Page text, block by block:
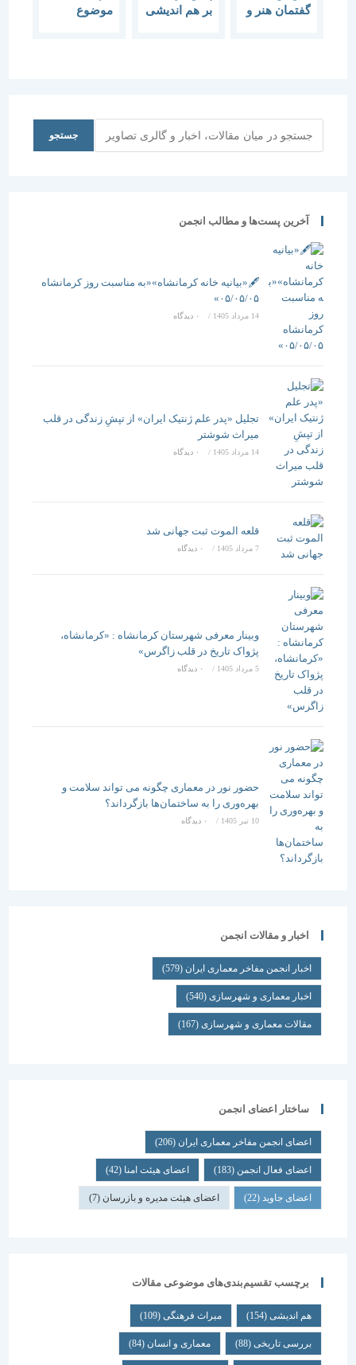
گفتمان هنر و
بر هم اندیشی
موضوع
جستجو
آخرین پست‌ها و مطالب انجمن
🖋️«بیانیه خانه کرمانشاه»«به مناسبت روز کرمانشاه
۰۵/۰۵/۰۵»
/ ۰ دیدگاه
تجلیل «پدر علم ژنتیک ایران» از تپشِ زندگی در قلب
میراث شوشتر
14 مرداد 1405 / ۰ دیدگاه
قلعه الموت ثبت جهانی شد
/ ۰ دیدگاه
وبینار معرفی شهرستان کرمانشاه : «کرمانشاه،
پژواک تاریخ در قلب زاگرس»
5 مرداد 1405 / ۰ دیدگاه
حضور نور در معماری چگونه می تواند سلامت و
بهره‌وری را به ساختمان‌ها بازگرداند؟
/ ۰ دیدگاه
اخبار و مقالات انجمن
اخبار انجمن مفاخر معماری ایران (579)
اخبار معماری و شهرسازی(540)
مقالات معماری و شهرسازی(167)
ساختار اعضای انجمن
اعضای انجمن مفاخر معماری ایران (206)
اعضای فعال انجمن(183) اعضای هیئت امنا(42)
اعضای جاوید(22) اعضای هیئت مدیره و بازرسان(7)
برچسب تقسیم‌بندی‌های موضوعی مقالات
هم اندیشی (154) میراث فرهنگی (109)
بررسی تاریخی (88) معماری و انسان (84)